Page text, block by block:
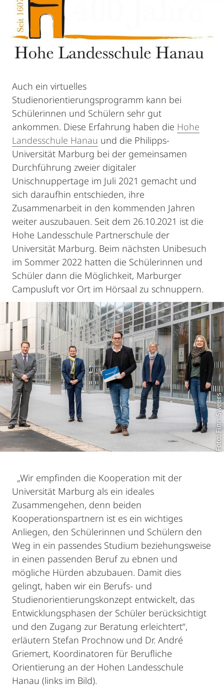
Auch ein virtuelles
Studienorientierungsprogramm kann bei
Schülerinnen und Schülern sehr gut
ankommen. Diese Erfahrung haben die Hohe
Landesschule Hanau und die Philipps-
Universität Marburg bei der gemeinsamen
Durchführung zweier digitaler
Unischnuppertage im Juli 2021 gemacht und
sich daraufhin entschieden, ihre
Zusammenarbeit in den kommenden Jahren
weiter auszubauen. Seit dem 26.10.2021 ist die
Hohe Landesschule Partnerschule der
Universität Marburg. Beim nächsten Unibesuch
im Sommer 2022 hatten die Schülerinnen und
Schüler dann die Möglichkeit, Marburger
Campusluft vor Ort im Hörsaal zu schnuppern.
Foto: Finn Sweers
„Wir empfinden die Kooperation mit der
Universität Marburg als ein ideales
Zusammengehen, denn beiden
Kooperationspartnern ist es ein wichtiges
Anliegen, den Schülerinnen und Schülern den
Weg in ein passendes Studium beziehungsweise
in einen passenden Beruf zu ebnen und
mögliche Hürden abzubauen. Damit dies
gelingt, haben wir ein Berufs- und
Studienorientierungskonzept entwickelt, das
Entwicklungsphasen der Schüler berücksichtigt
und den Zugang zur Beratung erleichtert“,
erläutern Stefan Prochnow und Dr. André
Griemert, Koordinatoren für Berufliche
Orientierung an der Hohen Landesschule
Hanau (links im Bild).